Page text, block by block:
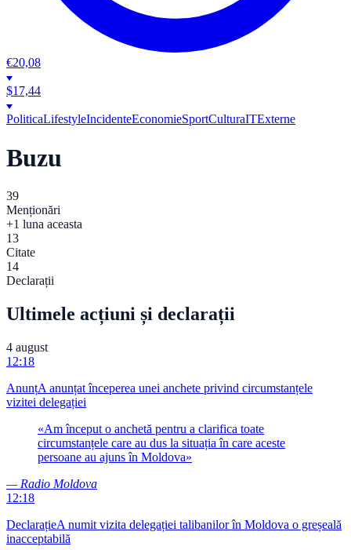
€20,08
$17,44
PoliticaLifestyleIncidenteEconomieSportCulturaITExterne
Buzu
39
Menționări
+1 luna aceasta
13
Citate
14
Declarații
Ultimele acțiuni și declarații
4 august
12:18
AnunțA anunțat începerea unei anchete privind circumstanțele
vizitei delegației
«Am început o anchetă pentru a clarifica toate
circumstanțele care au dus la situația în care aceste
persoane au ajuns în Moldova»
— Radio Moldova
12:18
DeclarațieA numit vizita delegației talibanilor în Moldova o greșeală
inacceptabilă